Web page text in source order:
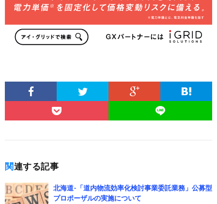
関連する記事
北海道-「道内物流効率化検討事業委託業務」公募型
プロポーザルの実施について